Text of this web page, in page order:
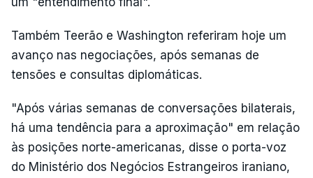
Também Teerão e Washington referiram hoje um
avanço nas negociações, após semanas de
tensões e consultas diplomáticas.
"Após várias semanas de conversações bilaterais,
há uma tendência para a aproximação" em relação
às posições norte-americanas, disse o porta-voz
do Ministério dos Negócios Estrangeiros iraniano,